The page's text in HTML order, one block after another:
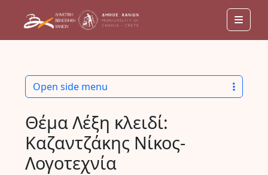
Θέμα Λέξη κλειδί:
Καζαντζάκης Νίκος-
Λογοτεχνία
Open side menu